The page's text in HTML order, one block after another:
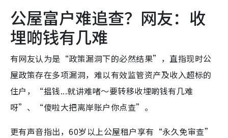
公屋富户难追查？网友：收
埋啲钱有几难
有网友认为是“政策漏洞下的必然结果”，直指现时公
屋政策存在多项漏洞，难以有效监管资产及收入超标的
住户，“揾钱...就讲难啫～要转移收埋啲钱有几难
呀”、“傻啦大把离岸账户你点查”。
更有声音指出，60岁以上公屋租户享有“永久免审查”